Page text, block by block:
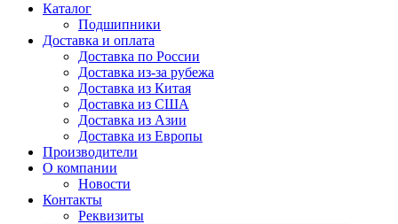
Каталог
Подшипники
Доставка и оплата
Доставка по России
Доставка из-за рубежа
Доставка из Китая
Доставка из США
Доставка из Азии
Доставка из Европы
Производители
О компании
Новости
Контакты
Реквизиты